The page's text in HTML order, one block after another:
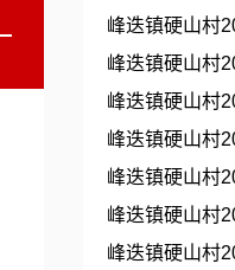
峰迭镇硬山村
峰迭镇硬山村
峰迭镇硬山村
峰迭镇硬山村
峰迭镇硬山村
峰迭镇硬山村
峰迭镇硬山村